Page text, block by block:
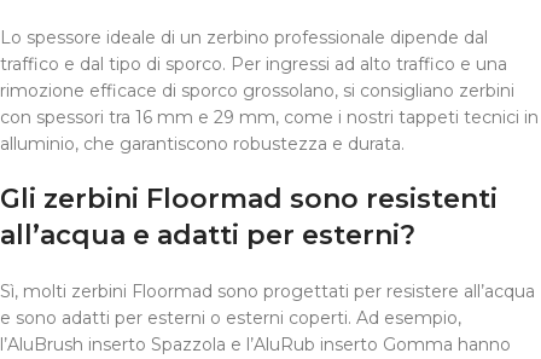
Lo spessore ideale di un zerbino professionale dipende dal
traffico e dal tipo di sporco. Per ingressi ad alto traffico e una
rimozione efficace di sporco grossolano, si consigliano zerbini
con spessori tra 16 mm e 29 mm, come i nostri tappeti tecnici in
alluminio, che garantiscono robustezza e durata.
Gli zerbini Floormad sono resistenti
all’acqua e adatti per esterni?
Sì, molti zerbini Floormad sono progettati per resistere all’acqua
e sono adatti per esterni o esterni coperti. Ad esempio,
l’AluBrush inserto Spazzola e l’AluRub inserto Gomma hanno